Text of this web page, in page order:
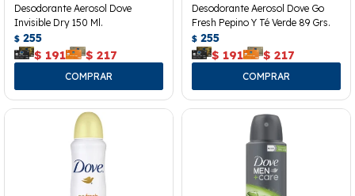
Desodorante Aerosol Dove
Invisible Dry 150 Ml.
$ 255
$ 191 $ 217
Desodorante Aerosol Dove Go
Fresh Pepino Y Té Verde 89 Grs.
$ 255
$ 191 $ 217